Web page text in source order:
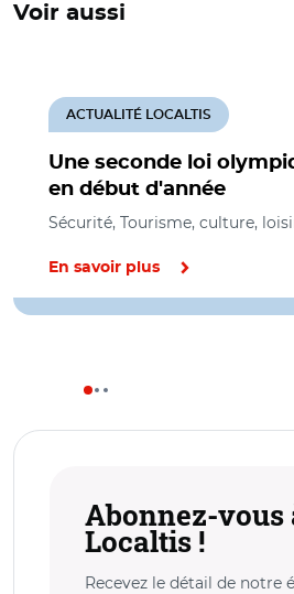
Voir aussi
Une seconde loi
en début d'année
ACTUALITÉ LOCALTIS
Sécurité, Tourisme, culture,
En savoir plus
Abonnez-vous
Localtis !
Recevez le détail de notre